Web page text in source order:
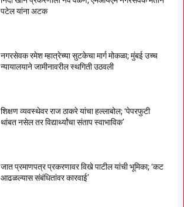
पटेल यांना अटक
नगरसेवक रमेश म्हात्रेच्या सुटकेचा मार्ग मोकळा; मुंबई उच्च
न्यायालयाने जामीनावरील स्थगिती उठवली
शिक्षण व्यवस्थेवर राज ठाकरे यांचा हल्लाबोल; ‘पेपरफुटी
थांबत नसेल तर विद्यार्थ्यांचा संताप स्वाभाविक’
जात प्रमाणपत्र प्रकरणावर विखे पाटील यांची भूमिका; ‘कट
आढळल्यास संबंधितांवर कारवाई’